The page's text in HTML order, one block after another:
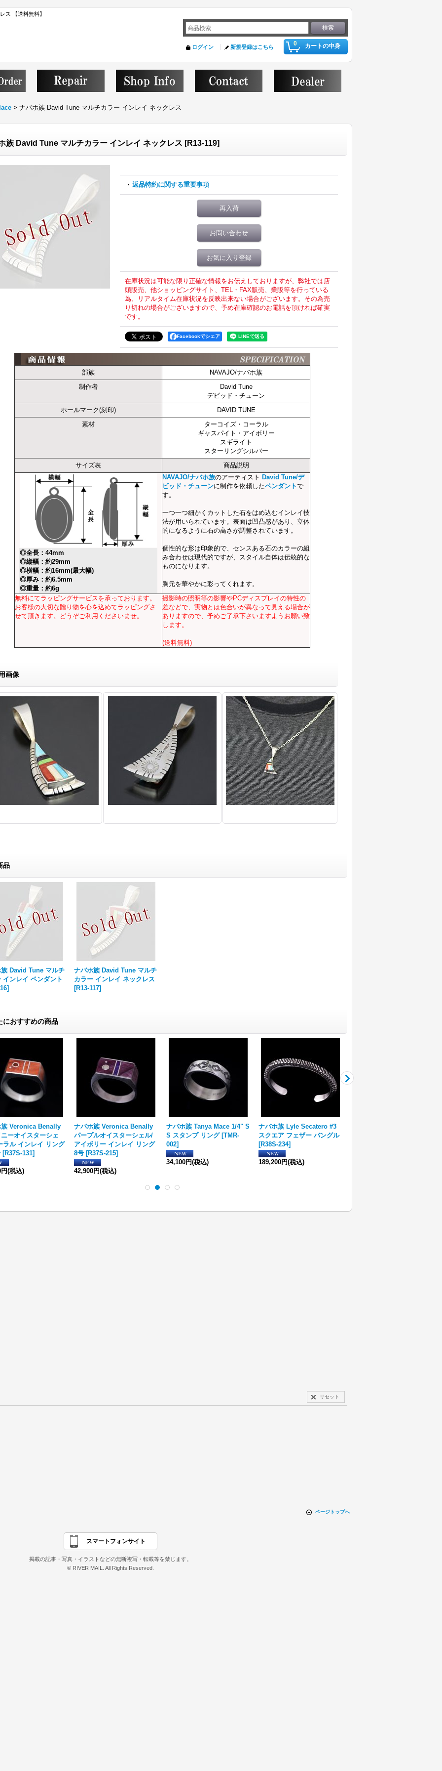
ス 【送料無料】
0 カートの中身
ログイン 新規登録はこちら
> ナバホ族 David Tune マルチカラー インレイ ネックレス
族 David Tune マルチカラー インレイ ネックレス [R13-119]
返品特約に関する重要事項
再入荷
お問い合わせ
お気に入り登録
在庫状況は可能な限り正確な情報をお伝えしておりますが、弊社では店
頭販売、他ショッピングサイト、TEL・FAX販売、業販等を行っている
為、リアルタイム在庫状況を反映出来ない場合がございます。その為売
り切れの場合がございますので、予め在庫確認のお電話を頂ければ確実
です。
Facebookでシェア
部族
NAVAJO/ナバホ族
制作者
David Tune
デビッド・チューン
ホールマーク(刻印)
DAVID TUNE
素材
ターコイズ・コーラル
ギャスパイト・アイボリー
スギライト
スターリングシルバー
サイズ表
商品説明
◎全長：44mm
◎縦幅：約29mm
◎横幅：約16mm(最大幅)
◎厚み：約6.5mm
◎重量：約6g
NAVAJO/ナバホ族のアーティスト David Tune/デ
ビッド・チューンに制作を依頼したペンダントで
す。
一つ一つ細かくカットした石をはめ込むインレイ技
法が用いられています。表面は凹凸感があり、立体
的になるように石の高さが調整されています。
個性的な形は印象的で、センスある石のカラーの組
み合わせは現代的ですが、スタイル自体は伝統的な
ものになります。
胸元を華やかに彩ってくれます。
無料にてラッピングサービスを承っております。
お客様の大切な贈り物を心を込めてラッピングさ
せて頂きます。どうぞご利用くださいませ。
撮影時の照明等の影響やPCディスプレイの特性の
差などで、実物とは色合いが異なって見える場合が
ありますので、予めご了承下さいますようお願い致
します。
(送料無料)
画像
品
David Tune マルチ
インレイ ペンダント
]
ナバホ族 David Tune マルチ
カラー インレイ ネックレス
[R13-117]
におすすめの商品
族 Veronica Benally
ーオイスターシェ
ラル インレイ リング
[R37S-131]
(税込)
ナバホ族 Veronica Benally
パープルオイスターシェル/
アイボリー インレイ リング
8号 [R37S-215]
42,900円(税込)
ナバホ族 Tanya Mace 1/4" S
S スタンプ リング [TMR-
002]
34,100円(税込)
ナバホ族 Lyle Secatero #3
スクエア フェザー バングル
[R38S-234]
189,200円(税込)
リセット
ページトップへ
スマートフォンサイト
掲載の記事・写真・イラストなどの無断複写・転載等を禁じます。
© RIVER MAIL. All Rights Reserved.